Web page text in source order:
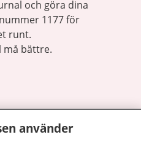
och göra dina
1177 för
runt.
må bättre.
använder